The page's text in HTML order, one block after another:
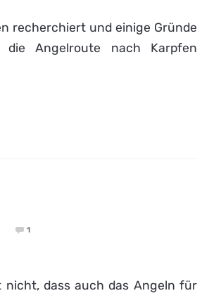
recherchiert und einige Gründe
Angelroute nach Karpfen
1
nicht, dass auch das Angeln für